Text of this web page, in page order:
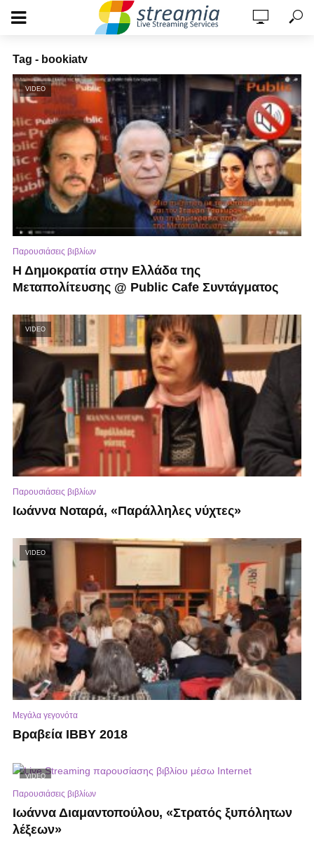
Tag - bookiatv
VIDEO
Παρουσιάσεις βιβλίων
Η Δημοκρατία στην Ελλάδα της
Μεταπολίτευσης @ Public Cafe Συντάγματος
VIDEO
Παρουσιάσεις βιβλίων
Ιωάννα Νοταρά, «Παράλληλες νύχτες»
VIDEO
Μεγάλα γεγονότα
Βραβεία ΙΒΒΥ 2018
VIDEO
Παρουσιάσεις βιβλίων
Ιωάννα Διαμαντοπούλου, «Στρατός ξυπόλητων
λέξεων»